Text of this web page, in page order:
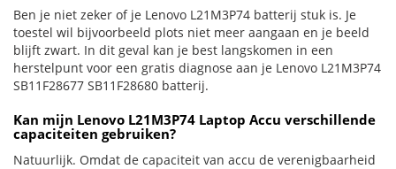
Ben je niet zeker of je Lenovo L21M3P74 batterij stuk is. Je
toestel wil bijvoorbeeld plots niet meer aangaan en je beeld
blijft zwart. In dit geval kan je best langskomen in een
herstelpunt voor een gratis diagnose aan je Lenovo L21M3P74
SB11F28677 SB11F28680 batterij.
Kan mijn Lenovo L21M3P74 Laptop Accu verschillende
capaciteiten gebruiken?
Natuurlijk. Omdat de capaciteit van accu de verenigbaarheid